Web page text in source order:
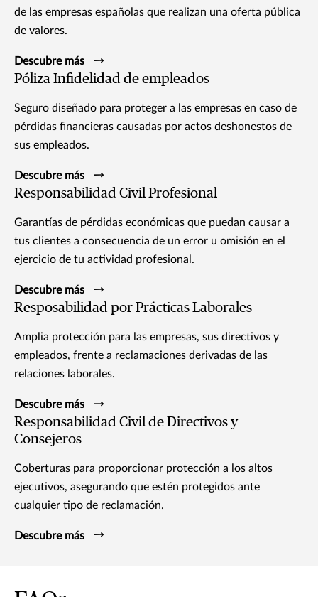
de las empresas españolas que realizan una oferta pública
de valores.
Descubre más
Póliza Infidelidad de empleados
Seguro diseñado para proteger a las empresas en caso de
pérdidas financieras causadas por actos deshonestos de
sus empleados.
Descubre más
Responsabilidad Civil Profesional
Garantías de pérdidas económicas que puedan causar a
tus clientes a consecuencia de un error u omisión en el
ejercicio de tu actividad profesional.
Descubre más
Resposabilidad por Prácticas Laborales
Amplia protección para las empresas, sus directivos y
empleados, frente a reclamaciones derivadas de las
relaciones laborales.
Descubre más
Responsabilidad Civil de Directivos y
Consejeros
Coberturas para proporcionar protección a los altos
ejecutivos, asegurando que estén protegidos ante
cualquier tipo de reclamación.
Descubre más